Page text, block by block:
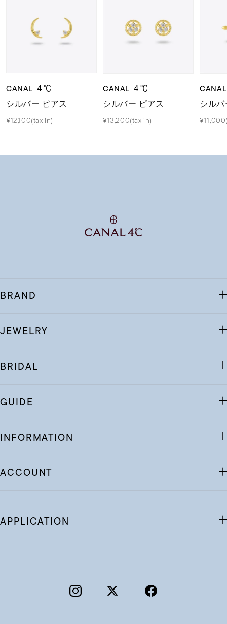
CANAL ４℃
シルバー ピアス
¥12,100(tax in)
CANAL ４℃
シルバー ピアス
¥13,200(tax in)
シル
BRAND
JEWELRY
BRIDAL
GUIDE
INFORMATION
ACCOUNT
APPLICATION